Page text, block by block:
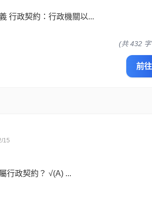
行政契約：行政機關以...
(共 432 字
前
15
行政契約？ √(A) ...